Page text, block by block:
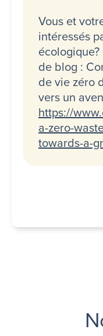
Vous et
intéressés
de blog :
de vie zéro
vers un
https://
a-zero-
towards-a-